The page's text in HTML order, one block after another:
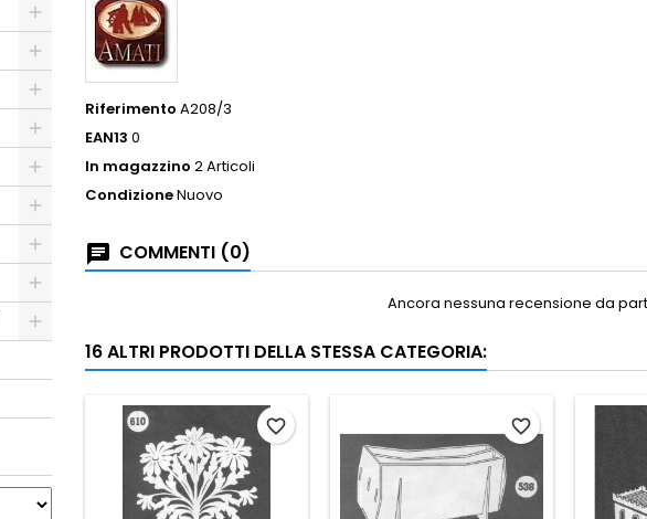
Riferimento A208/3
EAN13 0
In magazzino 2 Articoli
CondizioneNuovo
COMMENTI (0)
Ancora nessuna recensione da
16 ALTRI PRODOTTI DELLA STESSA CATEGORIA:
favorite_border favorite_border